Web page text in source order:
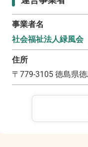
事業者名
社会福祉法人緑風会
住所
〒 779-3105 徳島県